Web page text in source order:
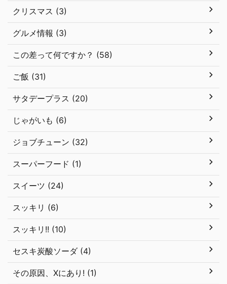
クリスマス (3)
グルメ情報 (3)
この差って何ですか？ (58)
ご飯 (31)
サタデープラス (20)
じゃがいも (6)
ジョブチューン (32)
スーパーフード (1)
スイーツ (24)
スッキリ (6)
スッキリ!! (10)
セスキ炭酸ソーダ (4)
その原因、Xにあり! (1)